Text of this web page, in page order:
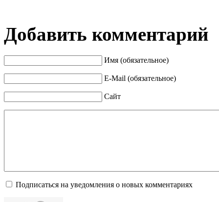
Добавить комментарий
Имя (обязательное)
E-Mail (обязательное)
Сайт
Подписаться на уведомления о новых комментариях